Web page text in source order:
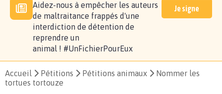
Aidez-nous à empêcher les auteurs
de maltraitance frappés d'une
interdiction de détention de
reprendre un
animal ! #UnFichierPourEux
Je signe
Accueil Pétitions Pétitions animaux
Nommer les
tortues tortouze